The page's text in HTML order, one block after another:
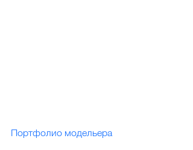
Портфолио модельера